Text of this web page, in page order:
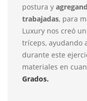
postura y
trabajadas, para
Luxury nos creó
tríceps, ayudando
durante este
materiales en
Grados.